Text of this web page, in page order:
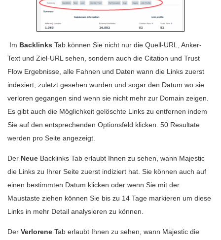
Im Backlinks Tab können Sie nicht nur die Quell-URL, Anker-
Text und Ziel-URL sehen, sondern auch die Citation und Trust
Flow Ergebnisse, alle Fahnen und Daten wann die Links zuerst
indexiert, zuletzt gesehen wurden und sogar den Datum wo sie
verloren gegangen sind wenn sie nicht mehr zur Domain zeigen.
Es gibt auch die Möglichkeit gelöschte Links zu entfernen indem
Sie auf den entsprechenden Optionsfeld klicken. 50 Resultate
werden pro Seite angezeigt.
Der Neue Backlinks Tab erlaubt Ihnen zu sehen, wann Majestic
die Links zu Ihrer Seite zuerst indiziert hat. Sie können auch auf
einen bestimmten Datum klicken oder wenn Sie mit der
Maustaste ziehen können Sie bis zu 14 Tage markieren um diese
Links in mehr Detail analysieren zu können.
Der Verlorene Tab erlaubt Ihnen zu sehen, wann Majestic die